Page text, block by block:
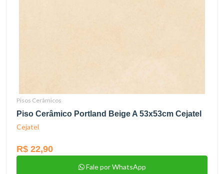
Pisos Cerâmicos
Piso Cerâmico Portland Beige A 53x53cm Cejatel
Cejatel
R$ 22,90
Fale por WhatsApp